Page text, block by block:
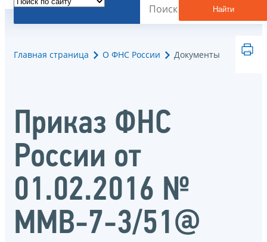
Найти
Главная страница О ФНС России Документы
Приказ ФНС
России от
01.02.2016 №
ММВ-7-3/51@